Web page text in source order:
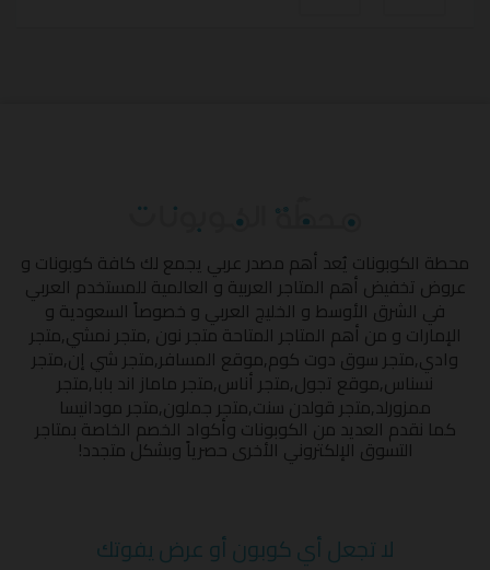
محطة الكوبونات يُعد أهم مصدر عربي يجمع لك كافة كوبونات و
عروض تخفيض أهم المتاجر العربية و العالمية للمستخدم العربي
في الشرق الأوسط و الخليج العربي و خصوصاً السعودية و
الإمارات و من أهم المتاجر المتاحة متجر نون ,متجر نمشي,متجر
وادي,متجر سوق دوت كوم,موقع المسافر,متجر شي إن,متجر
نسناس,موقع تجول,متجر أناس,متجر ماماز اند بابا,متجر
ممزورلد,متجر قولدن سنت,متجر جملون,متجر مودانيسا
كما نقدم العديد من الكوبونات وأكواد الخصم الخاصة بمتاجر
التسوق الإلكتروني الأخرى حصرياً وبشكل متجدد!
لا تجعل أي كوبون أو عرض يفوتك